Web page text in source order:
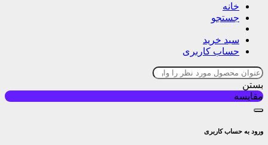
خانه
جستجو
سبد خرید
حساب کاربری
بستن
مقایسه
ورود به حساب کاربری